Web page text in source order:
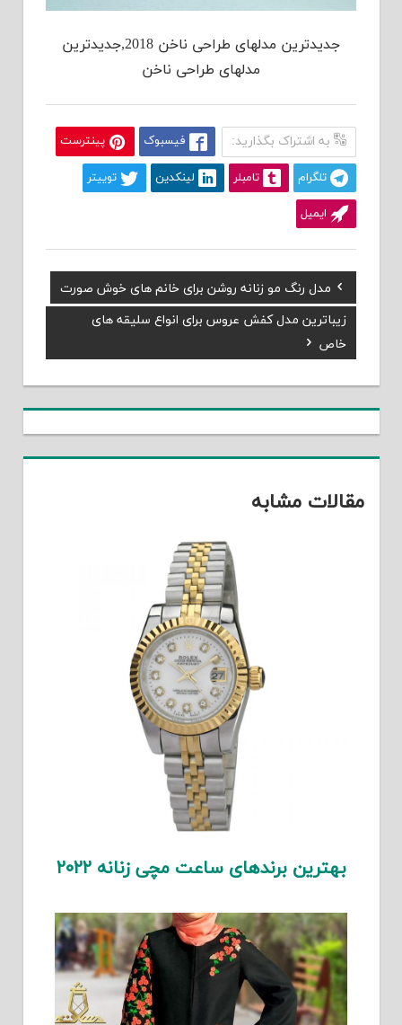
جدیدترین مدلهای طراحی ناخن 2018,جدیدترین
مدلهای طراحی ناخن
به اشتراک بگذارید: فیسبوک پینترست
تلگرام تامبلر لینکدین توییتر
ایمیل
راهبری
نوشته
Previous
Post:
مدل رنگ مو زنانه روشن برای خانم های خوش صورت
Next
Post:
زیباترین مدل کفش عروس برای انواع سلیقه های
خاص
مقالات مشابه
بهترین برندهای ساعت مچی زنانه ۲۰۲۲